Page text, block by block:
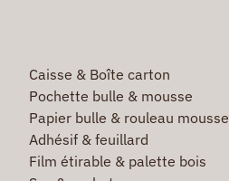
Caisse & Boîte carton
Pochette bulle & mousse
Papier bulle & rouleau mousse
Adhésif & feuillard
Film étirable & palette bois